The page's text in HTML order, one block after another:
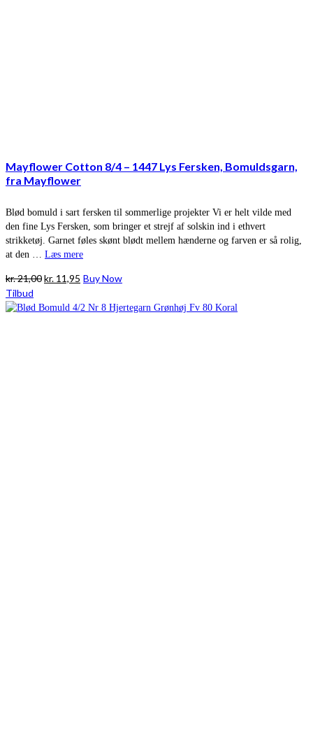
Mayflower Cotton 8/4 – 1447 Lys Fersken, Bomuldsgarn,
fra Mayflower
Blød bomuld i sart fersken til sommerlige projekter Vi er helt vilde med
den fine Lys Fersken, som bringer et strejf af solskin ind i ethvert
strikketøj. Garnet føles skønt blødt mellem hænderne og farven er så rolig,
at den … Læs mere
kr.21,00Den
pris
kr. 11,95 Den
pris
Buy Now
Tilbud